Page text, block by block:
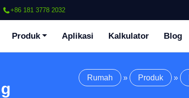
+86 181 3778 2032
Produk Aplikasi Kalkulator Blog
Rumah » Produk »